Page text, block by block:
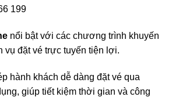
199
nổi bật với các chương trình khuyến
vụ đặt vé trực tuyến tiện lợi.
hành khách dễ dàng đặt vé qua
giúp tiết kiệm thời gian và công